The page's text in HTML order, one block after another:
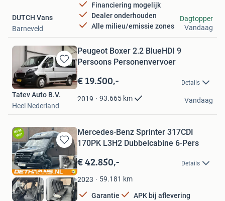
Financiering mogelijk
Dealer onderhouden
Alle milieu/emissie zones
DUTCH Vans
Barneveld
Dagtopper
Vandaag
Bewaren
in
Mijn
Favorieten
Peugeot Boxer 2.2 BlueHDI 9
Persoons Personenvervoer
€ 19.500,- Details
2019 93.665 km
Tatev Auto B.V.
Heel Nederland
Vandaag
Bewaren
in
Mijn
Favorieten
Mercedes-Benz Sprinter 317CDI
170PK L3H2 Dubbelcabine 6-Pers
€ 42.850,- Details
2023 59.181 km
Garantie
APK bij aflevering